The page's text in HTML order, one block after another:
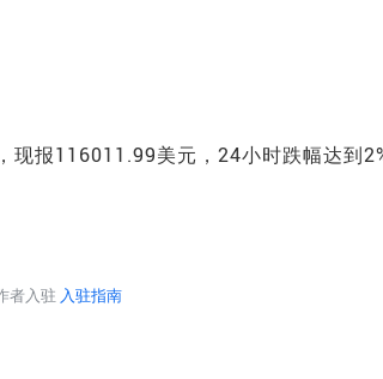
报116011.99美元，24小时跌幅达到
者入驻 入驻指南